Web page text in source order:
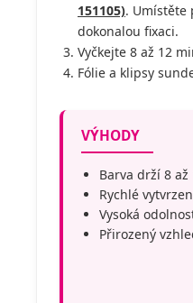
151105). Umístěte
dokonalou fixaci.
Vyčkejte 8 až 12
Fólie a klipsy
VÝHODY
Barva drží 8 až
Rychlé
Vysoká
Přirozený